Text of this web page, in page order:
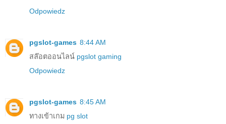
Odpowiedz
pgslot-games 8:44 AM
สล๊อตออนไลน์ pgslot gaming
Odpowiedz
pgslot-games 8:45 AM
ทางเข้าเกม pg slot